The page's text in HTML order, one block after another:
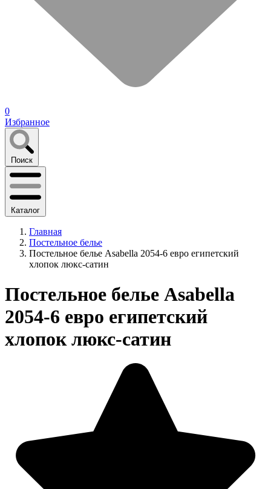
0
Избранное
Поиск
Каталог
Главная
Постельное белье
Постельное белье Asabella 2054-6 евро египетский
хлопок люкс-сатин
Постельное белье Asabella
2054-6 евро египетский
хлопок люкс-сатин